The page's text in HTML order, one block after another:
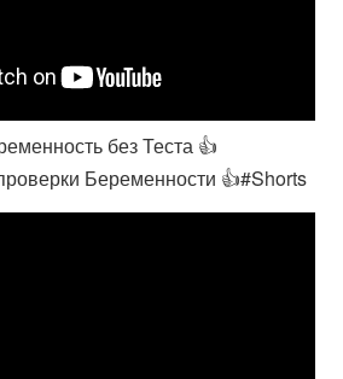
без Теста 👍
Беременности 👍#Shorts